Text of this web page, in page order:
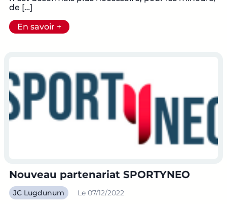
de […]
En savoir +
Nouveau partenariat SPORTYNEO
JC Lugdunum Le 07/12/2022